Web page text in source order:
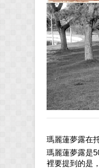
瑪麗蓮夢露在
瑪麗蓮夢露是
裡要提到的是